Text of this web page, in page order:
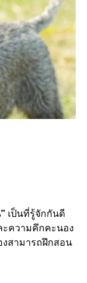
เป็นที่รู้จักกันดี
ะความคึกคะนอง
สามารถฝึกสอน